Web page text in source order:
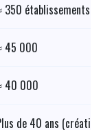
350 établissements
45 000
40 000
de 40 ans